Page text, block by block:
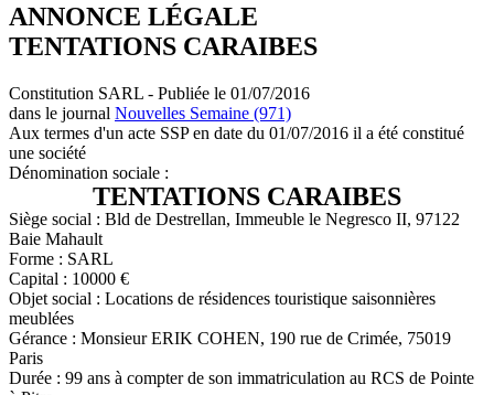
ANNONCE LÉGALE
TENTATIONS CARAIBES
Constitution SARL - Publiée le 01/07/2016
dans le journal Nouvelles Semaine (971)
Aux termes d'un acte SSP en date du 01/07/2016 il a été constitué
une société
Dénomination sociale :
TENTATIONS CARAIBES
Siège social : Bld de Destrellan, Immeuble le Negresco II, 97122
Baie Mahault
Forme : SARL
Capital : 10000 €
Objet social : Locations de résidences touristique saisonnières
meublées
Gérance : Monsieur ERIK COHEN, 190 rue de Crimée, 75019
Paris
Durée : 99 ans à compter de son immatriculation au RCS de Pointe